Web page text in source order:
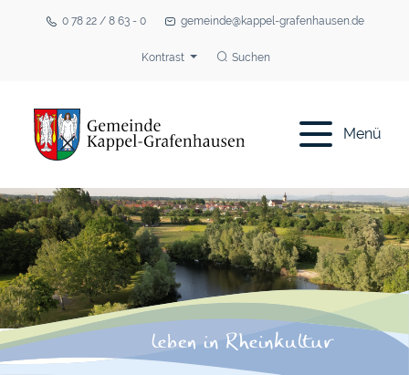
0 78 22 / 8 63 - 0 gemeinde@kappel-grafenhausen.de
Kontrast Suchen
Menü